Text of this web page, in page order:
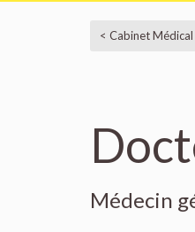
< Cabinet
Médecin